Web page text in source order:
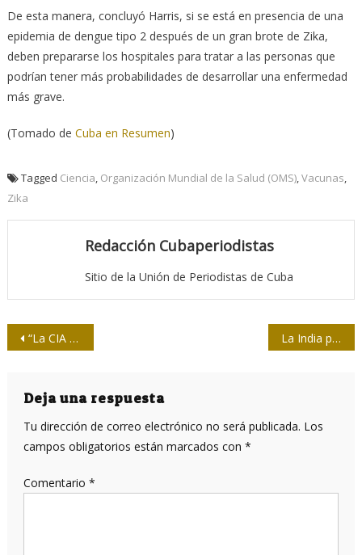
De esta manera, concluyó Harris, si se está en presencia de una
epidemia de dengue tipo 2 después de un gran brote de Zika,
deben prepararse los hospitales para tratar a las personas que
podrían tener más probabilidades de desarrollar una enfermedad
más grave.
(Tomado de Cuba en Resumen)
Tagged Ciencia Organización Mundial de la Salud (OMS), Vacunas
Zika
Redacción Cubaperiodistas
Sitio de la Unión de Periodistas de Cuba
Navegación
entradas
“La CIA guarda silencio…” La India puede convertirse en una superpotencia mundial contra el cambio climático
Deja una respuesta
Tu dirección de correo electrónico no será publicada. Los
campos obligatorios están marcados con *
Comentario *